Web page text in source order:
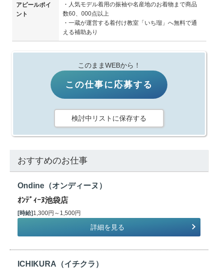
アピールポイ
ント
・人気モデル着用の振袖や名産地のお着物まで商品
数60、000点以上
・一蔵が運営する着付け教室「いち瑠」へ無料で通
える補助あり
このままWEBから！
この仕事に応募する
検討中リストに保存する
おすすめのお仕事
Ondine（オンディーヌ）
ｵﾝﾃﾞｨｰﾇ池袋店
[時給] 1,300円～1,500円
詳細を見る
ICHIKURA（イチクラ）